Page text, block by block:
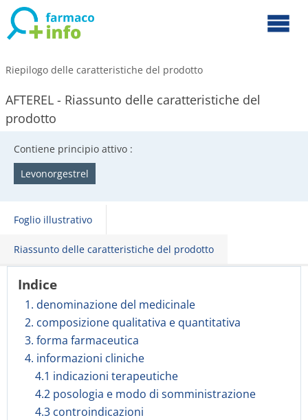
Riepilogo delle caratteristiche del prodotto
AFTEREL - Riassunto delle caratteristiche del
prodotto
Contiene principio attivo :
Levonorgestrel
Foglio illustrativo
Riassunto delle caratteristiche del prodotto
Indice
1. denominazione del medicinale
2. composizione qualitativa e quantitativa
3. forma farmaceutica
4. informazioni cliniche
4.1 indicazioni terapeutiche
4.2 posologia e modo di somministrazione
4.3 controindicazioni